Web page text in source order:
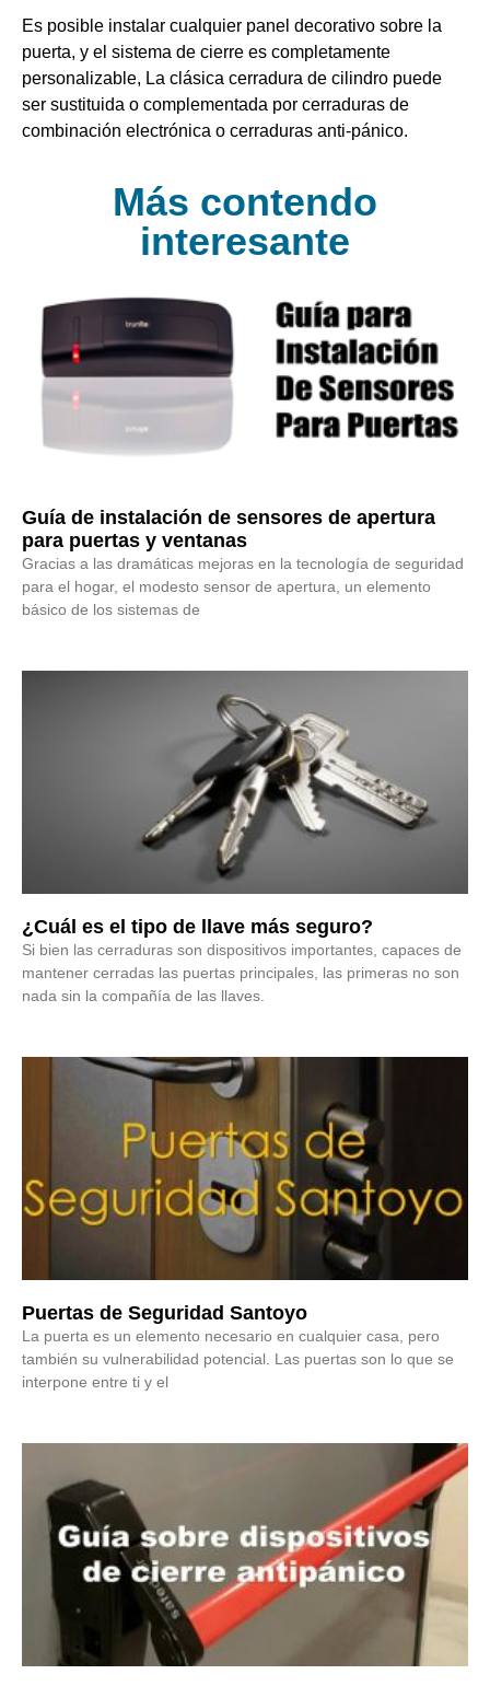
Es posible instalar cualquier panel decorativo sobre la
puerta, y el sistema de cierre es completamente
personalizable, La clásica cerradura de cilindro puede
ser sustituida o complementada por cerraduras de
combinación electrónica o cerraduras anti-pánico.
Más contendo
interesante
Guía de instalación de sensores de apertura
para puertas y ventanas
Gracias a las dramáticas mejoras en la tecnología de seguridad
para el hogar, el modesto sensor de apertura, un elemento
básico de los sistemas de
¿Cuál es el tipo de llave más seguro?
Si bien las cerraduras son dispositivos importantes, capaces de
mantener cerradas las puertas principales, las primeras no son
nada sin la compañía de las llaves.
Puertas de Seguridad Santoyo
La puerta es un elemento necesario en cualquier casa, pero
también su vulnerabilidad potencial. Las puertas son lo que se
interpone entre ti y el